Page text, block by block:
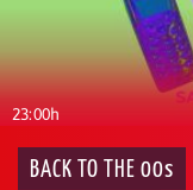
23:00h
BACK TO THE 00s